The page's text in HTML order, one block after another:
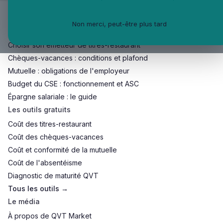
Choisir son émetteur de titres-restaurant
Chèques-vacances : conditions et plafond
Mutuelle : obligations de l'employeur
Budget du CSE : fonctionnement et ASC
Épargne salariale : le guide
Les outils gratuits
Coût des titres-restaurant
Coût des chèques-vacances
Coût et conformité de la mutuelle
Coût de l'absentéisme
Diagnostic de maturité QVT
Tous les outils →
Le média
À propos de QVT Market
Non merci, peut-être plus tard